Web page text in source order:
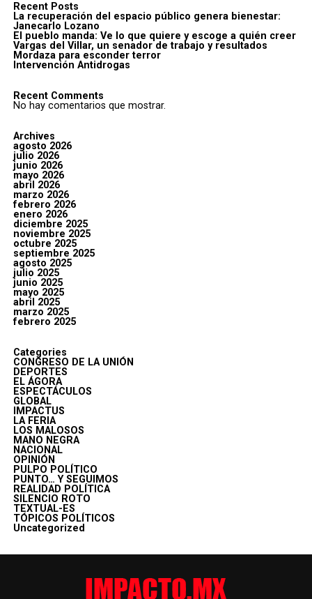
Recent Posts
La recuperación del espacio público genera bienestar:
Janecarlo Lozano
El pueblo manda: Ve lo que quiere y escoge a quién creer
Vargas del Villar, un senador de trabajo y resultados
Mordaza para esconder terror
Intervención Antidrogas
Recent Comments
No hay comentarios que mostrar.
Archives
agosto 2026
julio 2026
junio 2026
mayo 2026
abril 2026
marzo 2026
febrero 2026
enero 2026
diciembre 2025
noviembre 2025
octubre 2025
septiembre 2025
agosto 2025
julio 2025
junio 2025
mayo 2025
abril 2025
marzo 2025
febrero 2025
Categories
CONGRESO DE LA UNIÓN
DEPORTES
EL ÁGORA
ESPECTÁCULOS
GLOBAL
IMPACTUS
LA FERIA
LOS MALOSOS
MANO NEGRA
NACIONAL
OPINIÓN
PULPO POLÍTICO
PUNTO… Y SEGUIMOS
REALIDAD POLÍTICA
SILENCIO ROTO
TEXTUAL-ES
TÓPICOS POLÍTICOS
Uncategorized